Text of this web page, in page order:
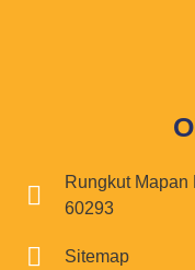
Rungkut Mapan
60293
Sitemap